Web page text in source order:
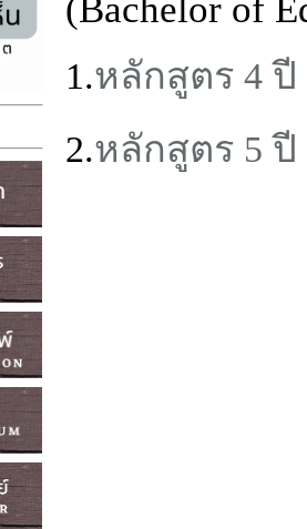
(Bachelor of
1.หลักสูตร 4 ปี
2.หลักสูตร 5 ปี